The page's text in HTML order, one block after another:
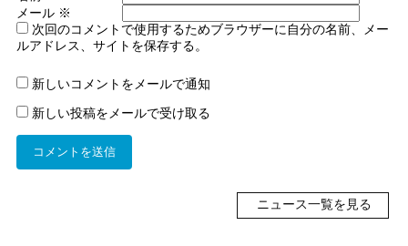
メール ※
次回のコメントで使用するためブラウザーに自分の名前、メー
ルアドレス、サイトを保存する。
新しいコメントをメールで通知
新しい投稿をメールで受け取る
ニュース一覧を見る